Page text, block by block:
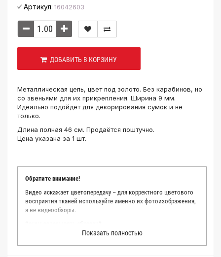
Артикул: 16042603
ДОБАВИТЬ В КОРЗИНУ
Металлическая цепь, цвет под золото. Без карабинов, но
со звеньями для их прикрепления. Ширина 9 мм.
Идеально подойдет для декорирования сумок и не
только.
Длина полная 46 см. Продаётся поштучно.
Цена указана за 1 шт.
Обратите внимание!
Видео искажает цветопередачу – для корректного цветового
восприятия тканей используйте именно их фотоизображения,
а не видеообзоры.
Мы делаем все возможное, чтобы точно описать цвет каждой
ткани из нашего каталога. Мы осматриваем и фотографируем
Показать полностью